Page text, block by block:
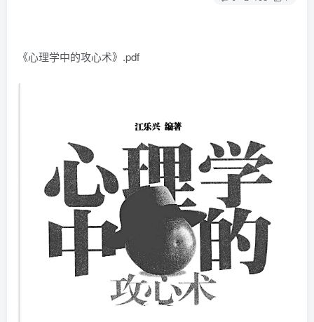
《心理学中的攻心术》.pdf